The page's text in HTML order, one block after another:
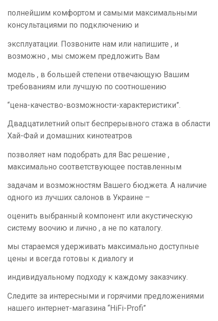
полнейшим комфортом и самыми максимальными
консультациями по подключению и
эксплуатации. Позвоните нам или напишите , и
возможно , мы сможем предложить Вам
модель , в большей степени отвечающую Вашим
требованиям или лучшую по соотношению
“цена-качество-возможности-характеристики”.
Двадцатилетний опыт беспрерывного стажа в области
Хай-Фай и домашних кинотеатров
позволяет нам подобрать для Вас решение ,
максимально соответствующее поставленным
задачам и возможностям Вашего бюджета. А наличие
одного из лучших салонов в Украине –
оценить выбранный компонент или акустическую
систему воочию и лично , а не по каталогу.
мы стараемся удерживать максимально доступные
цены и всегда готовы к диалогу и
индивидуальному подходу к каждому заказчику.
Следите за интересными и горячими предложениями
нашего интернет-магазина “HiFi-Profi”